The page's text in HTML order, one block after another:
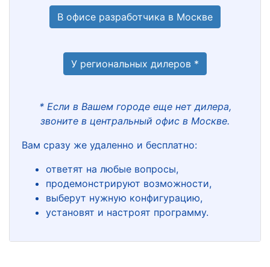
В офисе разработчика в Москве
У региональных дилеров *
* Если в Вашем городе еще нет дилера,
звоните в центральный офис в Москве.
Вам сразу же удаленно и бесплатно:
ответят на любые вопросы,
продемонстрируют возможности,
выберут нужную конфигурацию,
установят и настроят программу.